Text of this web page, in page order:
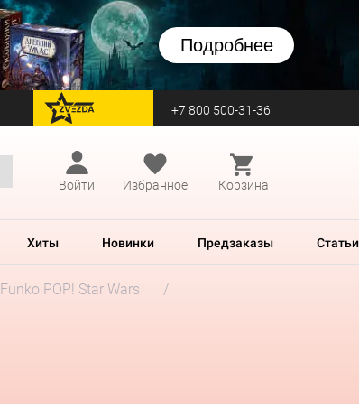
Подробнее
перейти на Zvezda +7 800 500-31-36
Войти
Избранное Корзина
Хиты Новинки Предзаказы Статьи
Funko POP! Star Wars